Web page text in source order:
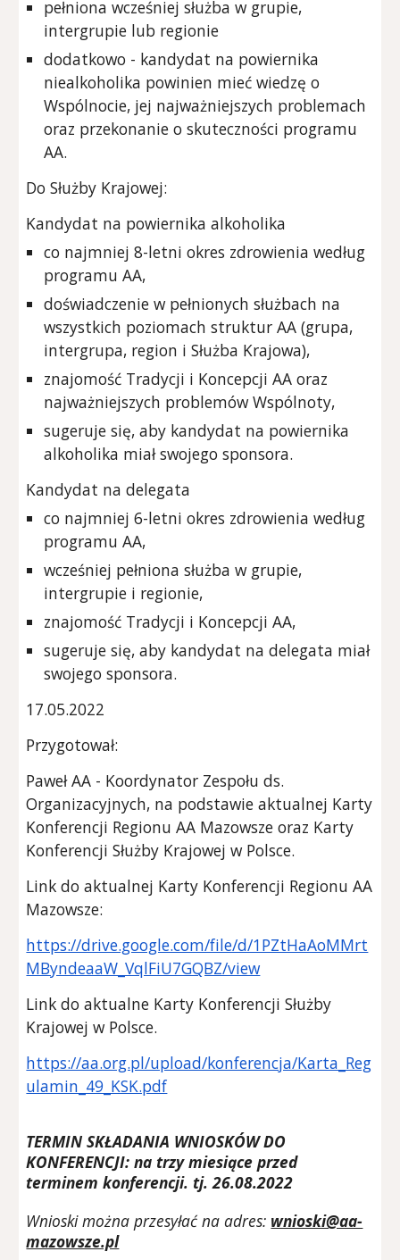
pełniona wcześniej służba w grupie,
intergrupie lub regionie
dodatkowo - kandydat na powiernika
niealkoholika powinien mieć wiedzę o
Wspólnocie, jej najważniejszych problemach
oraz przekonanie o skuteczności programu
AA.
Do Służby Krajowej:
Kandydat na powiernika alkoholika
co najmniej 8-letni okres zdrowienia według
programu AA,
doświadczenie w pełnionych służbach na
wszystkich poziomach struktur AA (grupa,
intergrupa, region i Służba Krajowa),
znajomość Tradycji i Koncepcji AA oraz
najważniejszych problemów Wspólnoty,
sugeruje się, aby kandydat na powiernika
alkoholika miał swojego sponsora.
Kandydat na delegata
co najmniej 6-letni okres zdrowienia według
programu AA,
wcześniej pełniona służba w grupie,
intergrupie i regionie,
znajomość Tradycji i Koncepcji AA,
sugeruje się, aby kandydat na delegata miał
swojego sponsora.
17.05.2022
Przygotował:
Paweł AA - Koordynator Zespołu ds.
Organizacyjnych, na podstawie aktualnej Karty
Konferencji Regionu AA Mazowsze oraz Karty
Konferencji Służby Krajowej w Polsce.
Link do aktualnej Karty Konferencji Regionu AA
Mazowsze:
https://drive.google.com/file/d/1PZtHaAoMMrt
MByndeaaW_VqlFiU7GQBZ/view
Link do aktualne Karty Konferencji Służby
Krajowej w Polsce.
https://aa.org.pl/upload/konferencja/Karta_Reg
ulamin_49_KSK.pdf
TERMIN SKŁADANIA WNIOSKÓW DO
KONFERENCJI: na trzy miesiące przed
terminem konferencji. tj. 26.08.2022
Wnioski można przesyłać na adres: wnioski@aa-
mazowsze.pl